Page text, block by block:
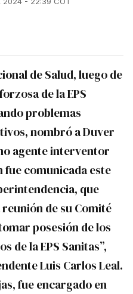
de Salud, luego de
de la EPS
problemas
nombró a Duver
agente interventor
fue comunicada este
que
de su Comité
posesión de los
de la EPS Sanitas”,
Luis Carlos Leal.
fue encargado en